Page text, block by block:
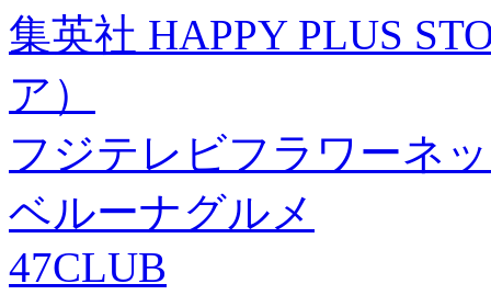
集英社 HAPPY PLUS
ア）
フジテレビフラワーネ
ベルーナグルメ
47CLUB